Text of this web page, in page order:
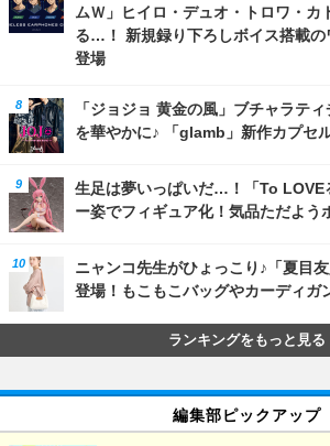
ムＷ」ヒイロ・デュオ・トロワ・カ
る…！ 新規録り下ろしボイス搭載の
登場
「ジョジョ 黄金の風」ブチャラテ
を華やかに♪ 「glamb」新作カプセ
生足は夢いっぱいだ…！「To LOVE
ー姿でフィギュア化！気品ただよう
ニャンコ先生がひょっこり♪「夏目
登場！もこもこバッグやカーディガ
ランキングをもっと見る
編集部ピックアップ